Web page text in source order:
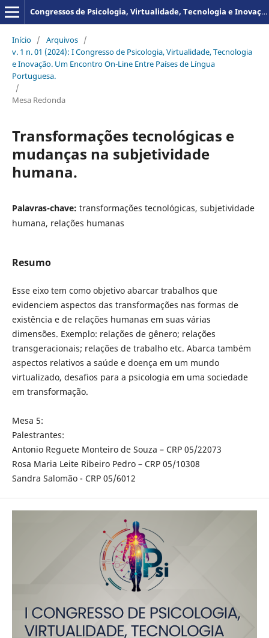
Congressos de Psicologia, Virtualidade, Tecnologia e Inovação - Um encontro on-line entre países de Língua Portuguesa
Início / Arquivos /
v. 1 n. 01 (2024): I Congresso de Psicologia, Virtualidade, Tecnologia
e Inovação. Um Encontro On-Line Entre Países de Língua
Portuguesa.
/
Mesa Redonda
Transformações tecnológicas e
mudanças na subjetividade
humana.
Palavras-chave: transformações tecnológicas, subjetividade
humana, relações humanas
Resumo
Esse eixo tem como objetivo abarcar trabalhos que
evidenciem aspectos das transformações nas formas de
existência e de relações humanas em suas várias
dimensões. Exemplo: relações de gênero; relações
transgeracionais; relações de trabalho etc. Abarca também
aspectos relativos a saúde e doença em um mundo
virtualizado, desafios para a psicologia em uma sociedade
em transformação.
Mesa 5:
Palestrantes:
Antonio Reguete Monteiro de Souza – CRP 05/22073
Rosa Maria Leite Ribeiro Pedro – CRP 05/10308
Sandra Salomão - CRP 05/6012